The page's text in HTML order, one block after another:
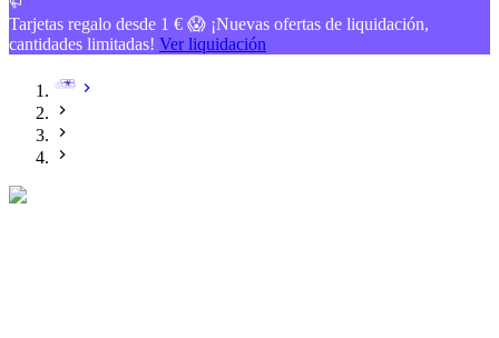
Tarjetas regalo desde 1 € 😱 ¡Nuevas ofertas de liquidación,
cantidades limitadas! Ver liquidación